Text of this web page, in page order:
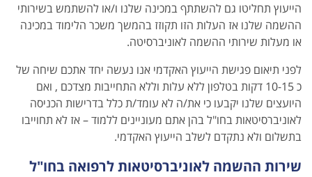
הייעוץ תחליטו גם להשתתף במכינה שלנו ו/או להשתמש בשירותי
ההשמה שלנו אז העלות הזו תקוזז בהמשך משכר הלימוד במכינה
או מעלות שירותי ההשמה לאוניברסיטה.
לפני תיאום פגישת הייעוץ האקדמי אנו נעשה יחד אתכם שיחה של
כ 10-15 דקות בטלפון ללא עלות וללא התחייבות מצדכם , ואם
היועצים שלנו יקבעו כי את/ה לא עומד/ת כלל בדרישות הכניסה
לאוניברסיטאות בחו"ל בהן אתם מעוניינים ללמוד – אז לא תחוייבו
בתשלום ולא נתקדם לשלב הייעוץ האקדמי.
שירות ההשמה לאוניברסיטאות לרפואה בחו"ל